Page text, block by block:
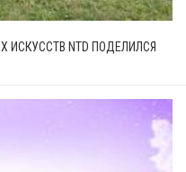
ИСКУССТВ NTD ПОДЕЛИЛСЯ